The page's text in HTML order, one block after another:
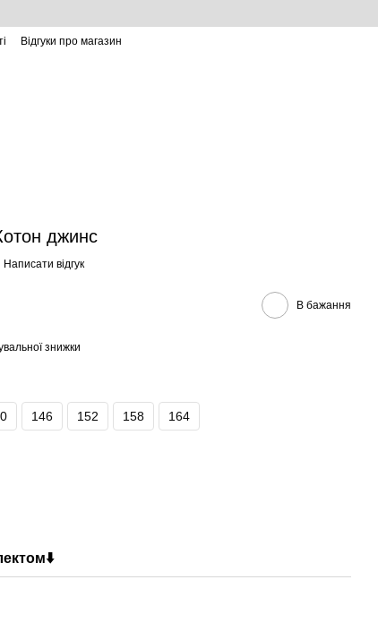
Відгуки про магазин
джинс
Написати відгук
В бажання
знижки
146 152 158 164